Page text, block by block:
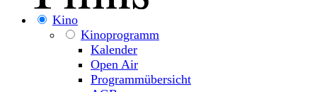
Kino
Kinoprogramm
Kalender
Open Air
Programmübersicht